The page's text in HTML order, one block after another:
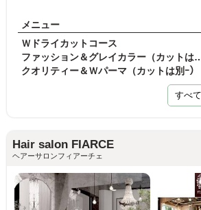
メニュー
Ｗドライカットコース
ファッション＆グレイカ
クオリティー＆Ｗパーマ（カットは別ｰ）
すべ
Hair salon FIARCE
ヘアーサロンフィアーチェ